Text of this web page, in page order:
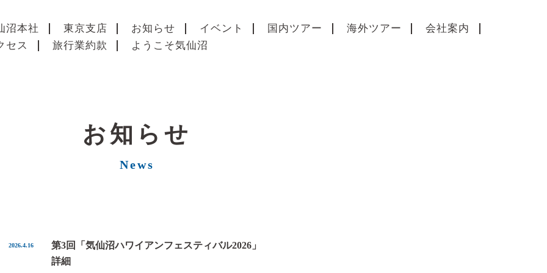
沼本社 東京支店 お知らせ イベント 国内ツアー 海外ツアー
会社案内
セス
旅行業約款 ようこそ気仙沼
お知らせ
News
2026.4.16
第3回「気仙沼ハワイアンフェスティバル2026」
詳細